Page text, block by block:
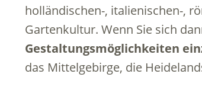
holländischen-, italienischen-,
Gartenkultur. Wenn Sie sich
Gestaltungsmöglichkeiten
das Mittelgebirge, die